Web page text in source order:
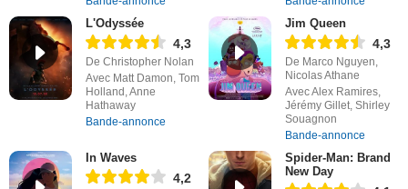
L'Odyssée
4,3
De Christopher Nolan
Avec Matt Damon, Tom
Holland, Anne
Hathaway
Bande-annonce
Jim Queen
4,3
De Marco Nguyen,
Nicolas Athane
Avec Alex Ramires,
Jérémy Gillet, Shirley
Souagnon
Bande-annonce
In Waves
4,2
Spider-Man: Brand
New Day